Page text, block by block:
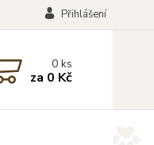
Přihlášení
0ks
za 0 Kč